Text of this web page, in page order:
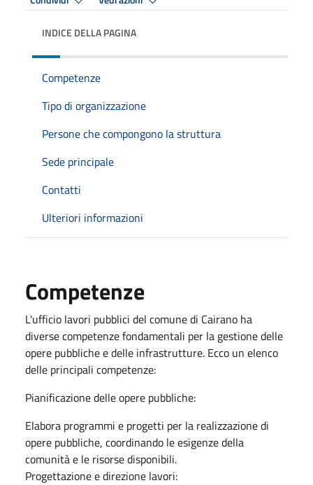
INDICE DELLA PAGINA
Competenze
Tipo di organizzazione
Persone che compongono la struttura
Sede principale
Contatti
Ulteriori informazioni
Competenze
L'ufficio lavori pubblici del comune di Cairano ha
diverse competenze fondamentali per la gestione delle
opere pubbliche e delle infrastrutture. Ecco un elenco
delle principali competenze:
Pianificazione delle opere pubbliche:
Elabora programmi e progetti per la realizzazione di
opere pubbliche, coordinando le esigenze della
comunità e le risorse disponibili.
Progettazione e direzione lavori: